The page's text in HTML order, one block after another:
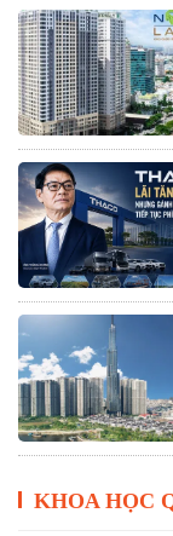
KHOA HỌC